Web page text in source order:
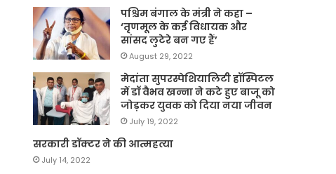
पश्चिम बंगाल के मंत्री ने कहा –
‘तृणमूल के कई विधायक और
सांसद लुटेरे बन गए हैं’
August 29, 2022
मेदांता सुपरस्पेशियालिटी हॉस्पिटल
में डॉ वैभव खन्ना ने कटे हुए बाजू को
जोड़कर युवक को दिया नया जीवन
July 19, 2022
सरकारी डॉक्टर ने की आत्महत्या
July 14, 2022